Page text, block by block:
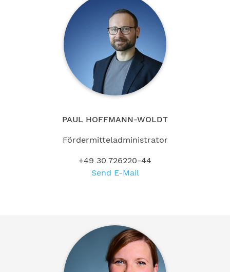
PAUL HOFFMANN-WOLDT
Fördermitteladministrator
+49 30 726220-44
Send E-Mail